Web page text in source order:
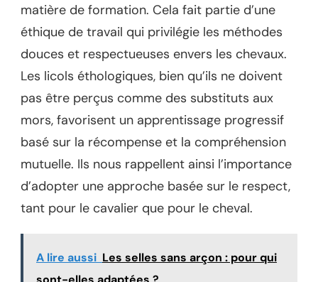
matière de formation. Cela fait partie d’une
éthique de travail qui privilégie les méthodes
douces et respectueuses envers les chevaux.
Les licols éthologiques, bien qu’ils ne doivent
pas être perçus comme des substituts aux
mors, favorisent un apprentissage progressif
basé sur la récompense et la compréhension
mutuelle. Ils nous rappellent ainsi l’importance
d’adopter une approche basée sur le respect,
tant pour le cavalier que pour le cheval.
A lire aussi Les selles sans arçon : pour qui